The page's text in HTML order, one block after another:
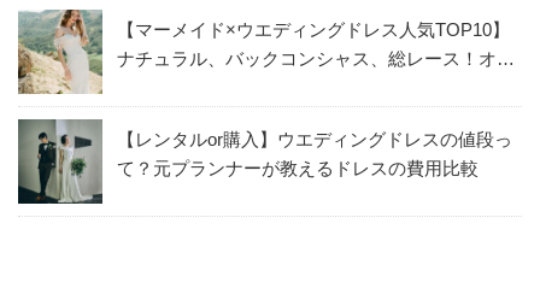
【マーメイド×ウエディングドレス人気TOP10】
ナチュラル、バックコンシャス、総レース！オシ
【レンタルor購入】ウエディングドレスの値段っ
て？元プランナーが教えるドレスの費用比較